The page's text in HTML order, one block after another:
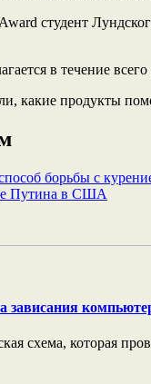
студент
в течение
какие продукты
борьбы с
Путина в США
зависания
схема, которая